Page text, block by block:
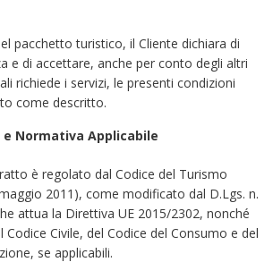
pacchetto turistico, il Cliente dichiara di
e di accettare, anche per conto degli altri
richiede i servizi, le presenti condizioni
come descritto.
Normativa Applicabile
è regolato dal Codice del Turismo
2011), come modificato dal D.Lgs. n.
attua la Direttiva UE 2015/2302, nonché
Codice Civile, del Codice del Consumo e del
se applicabili.